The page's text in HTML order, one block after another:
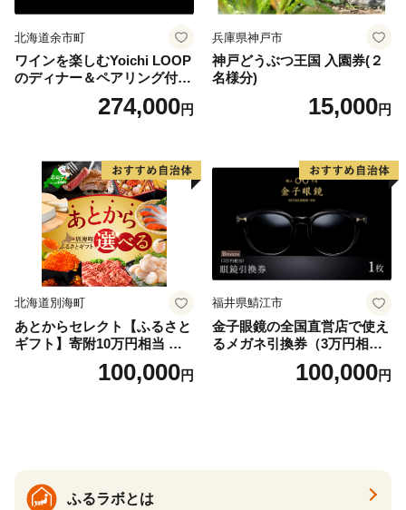
北海道余市町
ワインを楽しむYoichi LOOP
のディナー＆ペアリング付宿
泊プラン＜デラックスツイン
274,000円
兵庫県神戸市
神戸どうぶつ王国 入園券(２
名様分)
15,000円
北海道別海町
あとからセレクト【ふるさと
ギフト】寄附10万円相当 あ
とから選べる！ ギフト いく
ら ほたて 海鮮 牛肉 別海町
ギフト ふるさと納税 ）
100,000円
福井県鯖江市
金子眼鏡の全国直営店で使え
るメガネ引換券（3万円相
100,000円
ふるラボとは